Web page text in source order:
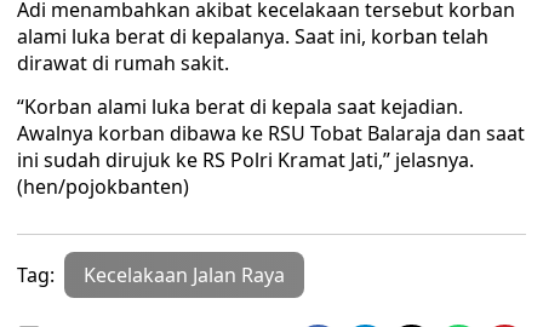
Adi menambahkan akibat kecelakaan tersebut korban
alami luka berat di kepalanya. Saat ini, korban telah
dirawat di rumah sakit.
“Korban alami luka berat di kepala saat kejadian.
Awalnya korban dibawa ke RSU Tobat Balaraja dan saat
ini sudah dirujuk ke RS Polri Kramat Jati,” jelasnya.
(hen/pojokbanten)
Tag: Kecelakaan Jalan Raya